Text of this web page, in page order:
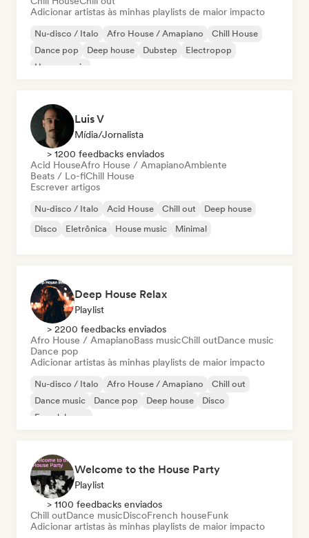
Adicionar artistas às minhas playlists de maior impacto
Nu-disco / Italo Afro House / Amapiano
Chill House
Dance pop
Deep house Dubstep
Electropop
House music
Luis V
Mídia/Jornalista
> 1200 feedbacks enviados
Acid HouseAfro House / AmapianoAmbiente
Beats / Lo-fiChill House
Escrever artigos
Nu-disco / Italo Acid House Chill out
Deep house
Disco
Eletrônica House music Minimal
Deep House Relax
Playlist
> 2200 feedbacks enviados
Afro House / AmapianoBass musicChill outDance music
Dance pop
Adicionar artistas às minhas playlists de maior impacto
Nu-disco / Italo Afro House / Amapiano
Chill out
Dance music
Dance pop Deep house
Disco
French house
Welcome to the House Party
Playlist
> 1100 feedbacks enviados
Chill outDance musicDiscoFrench houseFunk
Adicionar artistas às minhas playlists de maior impacto